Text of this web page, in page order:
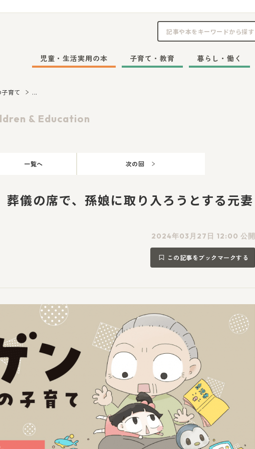
児童・生活実用の本 子育て・教育 暮らし・働く
育て ...
& Education
一覧へ 次の回
儀の席で、孫娘に取り入ろうとする元妻
2024年03月27日 12:00 公開
この記事をブックマークする